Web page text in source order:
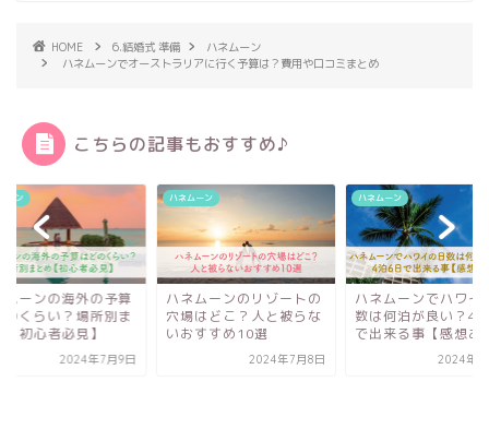
HOME 6.結婚式 準備
ハネムーン
ハネムーンでオーストラリアに行く予算は？費用や口コミまとめ
こちらの記事もおすすめ♪
ーン
ムーンのリゾートの
はどこ？人と被らな
すすめ10選
2024年7月8日
ハネムーン
ハネムーンでハワイの日
数は何泊が良い？4泊6日
で出来る事【感想あり...
2024年7月7日
ハネムーン